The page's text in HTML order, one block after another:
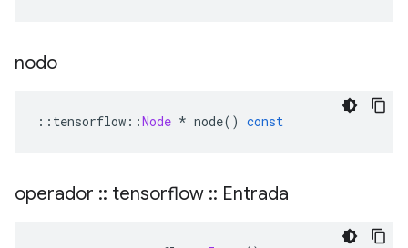
nodo
:: tensorflow ::Node * node() const
operador :: tensorflow :: Entrada